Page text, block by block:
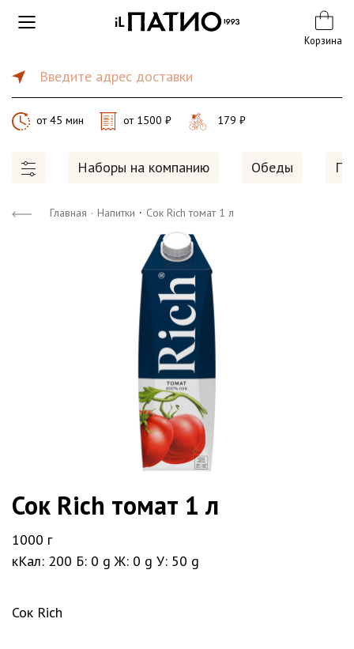
Корзина
Введите адрес доставки
от 45 мин от 1500 ₽ 179 ₽
Наборы на компанию Обеды
Главная · Напитки · Сок Rich томат 1 л
Сок Rich томат 1 л
1000 г
кКал: 200 Б: 0 g Ж: 0 g У: 50 g
Сок Rich